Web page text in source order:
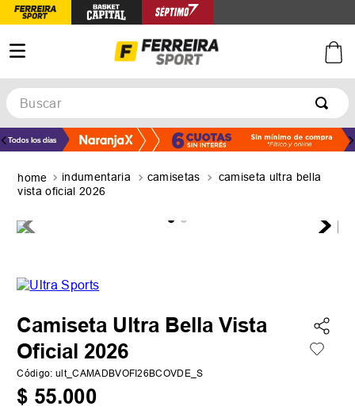
Buscar
indumentaria camisetas
camiseta ultra bella
vista oficial 2026
Camiseta Ultra Bella Vista
Oficial 2026
Código: ult_CAMADBVOFI26BCOVDE_S
$ 55.000
TÉRMINOS MÁS BUSCADOS
2.
zapatillas